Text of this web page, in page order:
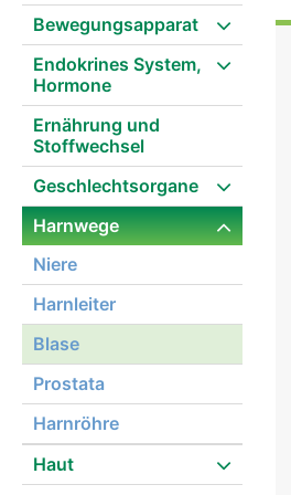
Bewegungsapparat
Endokrines System,
Hormone
Ernährung und
Stoffwechsel
Geschlechtsorgane
Harnwege
Niere
Harnleiter
Blase
Prostata
Harnröhre
Haut